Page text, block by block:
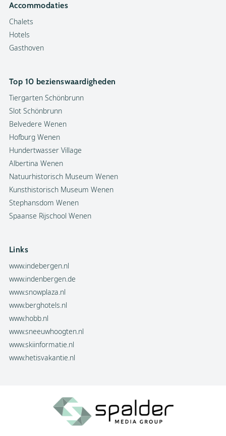
Accommodaties
Chalets
Hotels
Gasthoven
Top 10 bezienswaardigheden
Tiergarten Schönbrunn
Slot Schönbrunn
Belvedere Wenen
Hofburg Wenen
Hundertwasser Village
Albertina Wenen
Natuurhistorisch Museum Wenen
Kunsthistorisch Museum Wenen
Stephansdom Wenen
Spaanse Rijschool Wenen
Links
www.indebergen.nl
www.indenbergen.de
www.snowplaza.nl
www.berghotels.nl
www.hobb.nl
www.sneeuwhoogten.nl
www.skiinformatie.nl
www.hetisvakantie.nl